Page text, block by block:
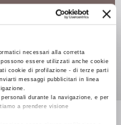
necessari alla corretta
essere utilizzati anche cookie
cookie di profilazione - di terze parti
messaggi pubblicitari in linea
durante la navigazione, e per
a prendere visione
che si compiono
americani. In fatto
il Memorial Hospital
che opera nella sala
Ma qualcosa di
alcuni pazienti
dozzine di altri, tutti
di ordinaria